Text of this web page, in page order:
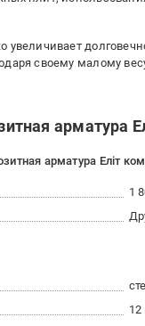
увеличивает
своему малому
арматура
арматура Еліт
1